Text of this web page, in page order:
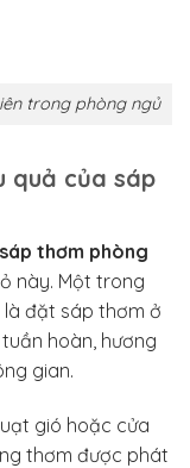
trong phòng ngủ
quả của sáp
thơm phòng
này. Một trong
là đặt sáp thơm ở
hoàn, hương
gian.
gió hoặc cửa
thơm được phát